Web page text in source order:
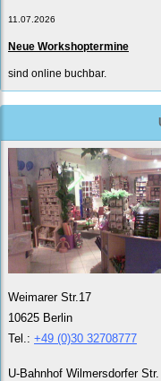
11.07.2026
Neue Workshoptermine
sind online buchbar.
Weimarer Str.17
10625 Berlin
Tel.: +49 (0)30 32708777
U-Bahnhof Wilmersdorfer Str.